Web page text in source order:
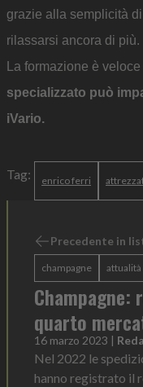
grazie alla semplicità
rilassarsi ancora di più.
La formazione è veloce
specializzato può
iVario.
Tag: enrico ferri
Precedente in
champagne attualità
quarto
16 marzo 2023 |
Nel 2022 le
hanno registrato il